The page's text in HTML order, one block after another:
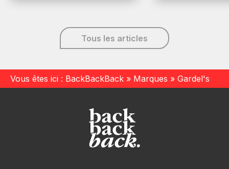
Tous les articles
Vous êtes ici : BackBackBack » Marques » Gardel's